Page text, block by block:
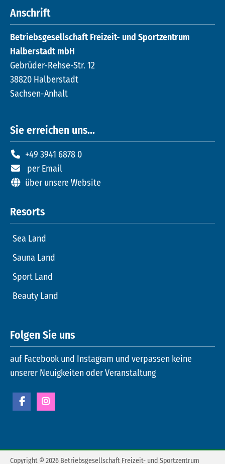
Anschrift
Betriebsgesellschaft Freizeit- und Sportzentrum
Halberstadt mbH
Gebrüder-Rehse-Str. 12
38820 Halberstadt
Sachsen-Anhalt
Sie erreichen uns...
+49 3941 6878 0
per Email
über unsere Website
Resorts
Sea Land
Sauna Land
Sport Land
Beauty Land
Folgen Sie uns
auf Facebook und Instagram und verpassen keine
unserer Neuigkeiten oder Veranstaltung
Copyright © 2026 Betriebsgesellschaft Freizeit- und Sportzentrum